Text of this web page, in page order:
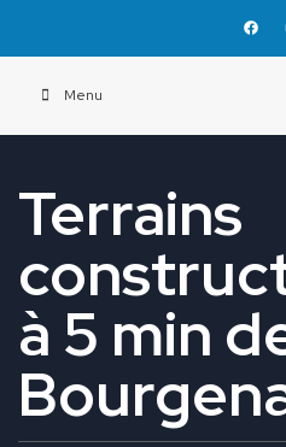
Menu
Terrains
à 5 min